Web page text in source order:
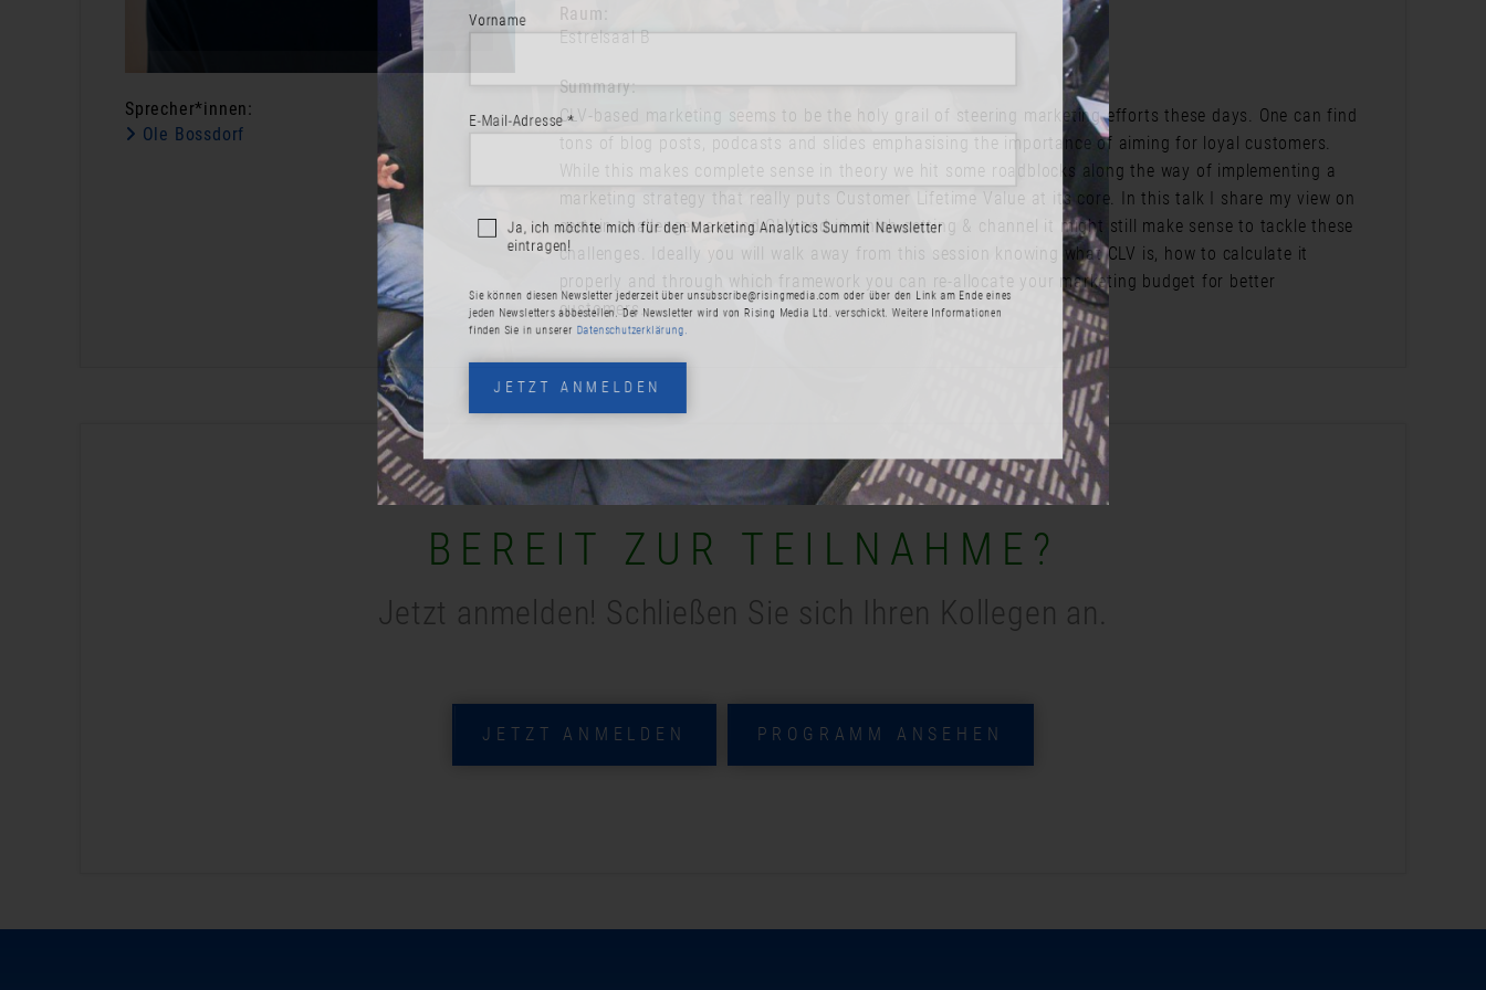
Sprecher*innen:
Ole Bossdorf
Raum:
Estrelsaal B
Summary:
CLV-based marketing seems to be the holy grail of steering marketing efforts these days. One can find
tons of blog posts, podcasts and slides emphasising the importance of aiming for loyal customers.
While this makes complete sense in theory we hit some roadblocks along the way of implementing a
marketing strategy that really puts Customer Lifetime Value at its core. In this talk I share my view on
certain challenges around CLV and in which setting & channel it might still make sense to tackle these
challenges. Ideally you will walk away from this session knowing what CLV is, how to calculate it
properly and through which framework you can re-allocate your marketing budget for better
customers.
BEREIT ZUR TEILNAHME?
Jetzt anmelden! Schließen Sie sich Ihren Kollegen an.
JETZT ANMELDEN PROGRAMM ANSEHEN
Vorname
E-Mail-Adresse *
Ja, ich möchte mich für den Marketing Analytics Summit Newsletter
Sie können diesen Newsletter jederzeit über
oder über den Link am Ende eines
jeden Newsletters abbestellen. Der Newsletter wird von Rising Media Ltd. verschickt. Weitere Informationen
finden Sie in unsererDatenschutzerklärung.